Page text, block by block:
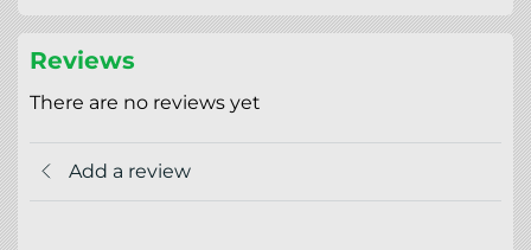
Reviews
There are no reviews yet
Add a review